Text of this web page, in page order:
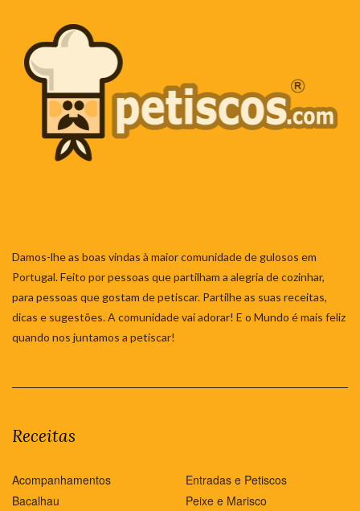
Damos-lhe as boas vindas à maior comunidade de gulosos em
Portugal. Feito por pessoas que partilham a alegria de cozinhar,
para pessoas que gostam de petiscar. Partilhe as suas receitas,
dicas e sugestões. A comunidade vai adorar! E o Mundo é mais feliz
quando nos juntamos a petiscar!
Receitas
Acompanhamentos
Bacalhau
Entradas e Petiscos
Peixe e Marisco